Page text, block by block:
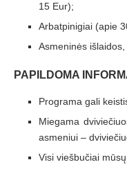
15 Eur);
Arbatpinigiai (apie
Asmeninės
PAPILDOMA
Programa gali
Miegama
asmeniui –
Visi viešbučiai